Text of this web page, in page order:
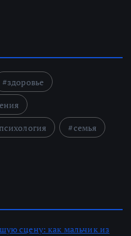
здоровье
психология
семья
сцену: как мальчик из